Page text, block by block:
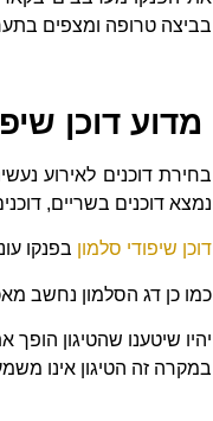
בביצה טרופה ומצפים
מדוע דוכן
בחירת דוכנים לאירוע
נמצא דוכנים בשריים,
דוכן שיפודי סלמון בפנקו
כמו כן דג הסלמון נחשב
יהיו שיטענו שהטיגון
במקרה זה הטיגון אינו